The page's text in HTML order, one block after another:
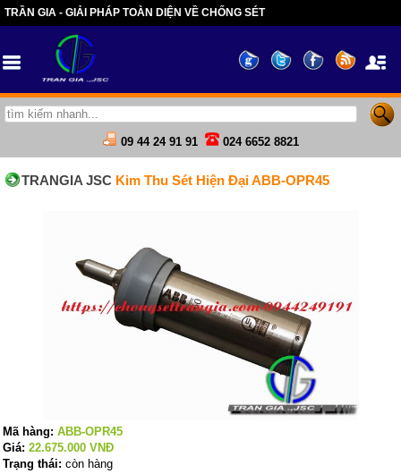
TRẦN GIA - GIẢI PHÁP TOÀN DIỆN VỀ CHỐNG SÉT
09 44 24 91 91 024 6652 8821
TRANGIA JSC Kim Thu Sét Hiện Đại ABB-OPR45
Mã hàng: ABB-OPR45
Giá: 22.675.000 VNĐ
Trạng thái: còn hàng